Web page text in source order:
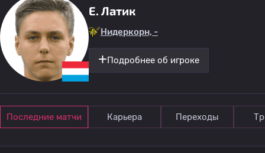
E. Латик
Нидеркорн, -
Подробнее об игроке
Последние матчи Карьера Переходы